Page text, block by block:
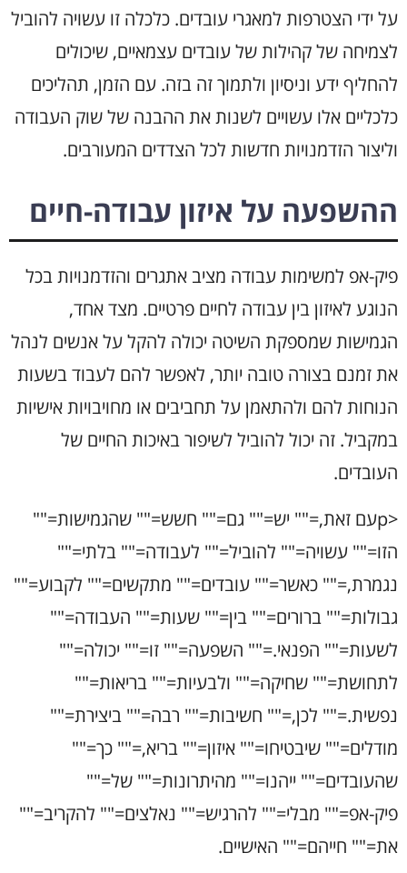
על ידי הצטרפות למאגרי עובדים. כלכלה זו עשויה להוביל
לצמיחה של קהילות של עובדים עצמאיים, שיכולים
להחליף ידע וניסיון ולתמוך זה בזה. עם הזמן, תהליכים
כלכליים אלו עשויים לשנות את ההבנה של שוק העבודה
וליצור הזדמנויות חדשות לכל הצדדים המעורבים.
ההשפעה על איזון עבודה-חיים
פיק-אפ למשימות עבודה מציב אתגרים והזדמנויות בכל
הנוגע לאיזון בין עבודה לחיים פרטיים. מצד אחד,
הגמישות שמספקת השיטה יכולה להקל על אנשים לנהל
את זמנם בצורה טובה יותר, לאפשר להם לעבוד בשעות
הנוחות להם ולהתאמן על תחביבים או מחויבויות אישיות
במקביל. זה יכול להוביל לשיפור באיכות החיים של
העובדים.
<pעם זאת,="" יש="" גם="" חשש="" שהגמישות=""
הזו="" עשויה="" להוביל="" לעבודה="" בלתי=""
נגמרת,="" כאשר="" עובדים="" מתקשים="" לקבוע=""
גבולות="" ברורים="" בין="" שעות="" העבודה=""
לשעות="" הפנאי.="" השפעה="" זו="" יכולה=""
לתחושת="" שחיקה="" ולבעיות="" בריאות=""
נפשית.="" לכן,="" חשיבות="" רבה="" ביצירת=""
מודלים="" שיבטיחו="" איזון="" בריא,="" כך=""
שהעובדים="" ייהנו="" מהיתרונות="" של=""
פיק-אפ="" מבלי="" להרגיש="" נאלצים="" להקריב=""
את="" חייהם="" האישיים.